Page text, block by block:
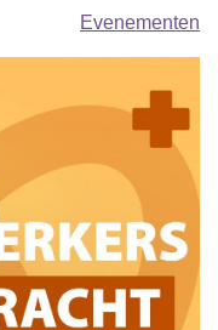
Evenementen